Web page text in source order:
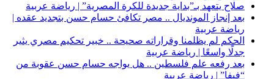
صلاح يتعهد بـ”بداية جديدة للكرة المصرية” | رياضة عربية
بعد إنجاز المونديال .. مصر تكافئ حسام حسن بتجديد عقده |
رياضة عربية
الحكم لم يظلمنا وقراراته صحيحة .. خبير تحكيم مصري يثير
جدلًا واسعًا | رياضة عربية
بعد رفعه علم فلسطين .. هل يواجه حسام حسن عقوبة من
“فيفا” | رياضة عربية